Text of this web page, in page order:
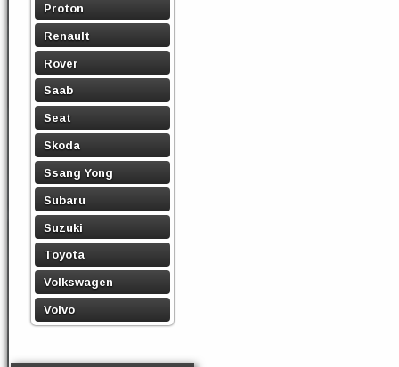
Proton
Renault
Rover
Saab
Seat
Skoda
Ssang Yong
Subaru
Suzuki
Toyota
Volkswagen
Volvo